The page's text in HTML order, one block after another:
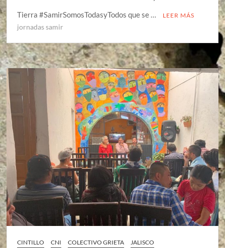
Tierra #SamirSomosTodasyTodos que se …
LEER MÁS
jornadas samir
CINTILLO CNI COLECTIVO GRIETA
JALISCO